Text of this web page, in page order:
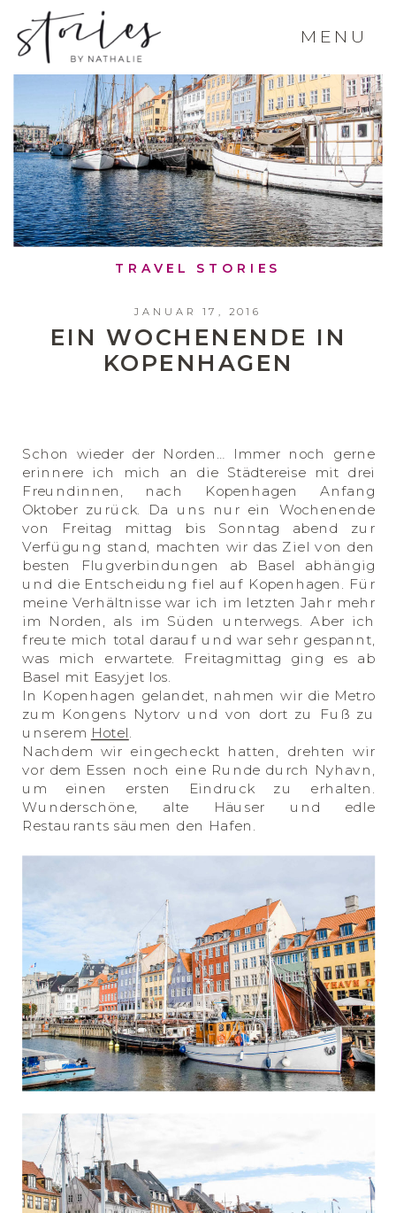
MENU
TRAVEL STORIES
JANUAR 17, 2016
EIN WOCHENENDE IN
KOPENHAGEN
Schon wieder der Norden… Immer noch gerne
erinnere ich mich an die Städtereise mit drei
Freundinnen, nach Kopenhagen Anfang
Oktober zurück. Da uns nur ein Wochenende
von Freitag mittag bis Sonntag abend zur
Verfügung stand, machten wir das Ziel von den
besten Flugverbindungen ab Basel abhängig
und die Entscheidung fiel auf Kopenhagen. Für
meine Verhältnisse war ich im letzten Jahr mehr
im Norden, als im Süden unterwegs. Aber ich
freute mich total darauf und war sehr gespannt,
was mich erwartete. Freitagmittag ging es ab
Basel mit Easyjet los.
In Kopenhagen gelandet, nahmen wir die Metro
zum Kongens Nytorv und von dort zu Fuß zu
unserem Hotel.
Nachdem wir eingecheckt hatten, drehten wir
vor dem Essen noch eine Runde durch Nyhavn,
um einen ersten Eindruck zu erhalten.
Wunderschöne, alte Häuser und edle
Restaurants säumen den Hafen.